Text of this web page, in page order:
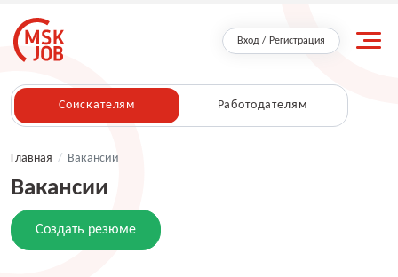
Вход / Регистрация
Соискателям Работодателям
Главная / Вакансии
Вакансии
Создать резюме